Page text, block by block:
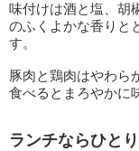
味付けは酒と塩、胡
のふくよかな香りと
す。
豚肉と鶏肉はやわら
食べるとまろやかに
ランチならひと